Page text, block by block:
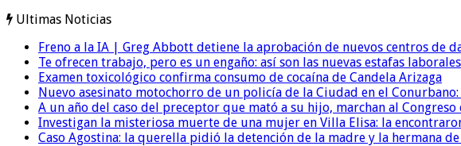
Ultimas Noticias
Freno a la IA | Greg Abbott detiene la aprobación de nuevos centros de
Te ofrecen trabajo, pero es un engaño: así son las nuevas estafas
Examen toxicológico confirma consumo de cocaína de Candela Arizaga
Nuevo asesinato motochorro de un policía de la Ciudad en el
A un año del caso del preceptor que mató a su hijo, marchan al
Investigan la misteriosa muerte de una mujer en Villa Elisa: la
Caso Agostina: la querella pidió la detención de la madre y la hermana